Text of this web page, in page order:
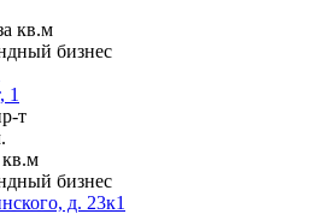
кв.м
бизнес
т
кв.м
бизнес
д. 23к1